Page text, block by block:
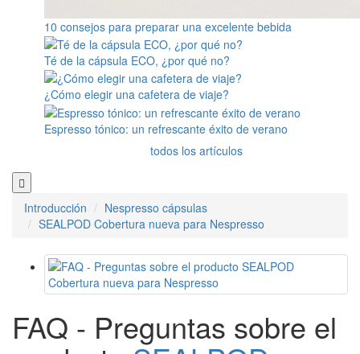
10 consejos para preparar una excelente bebida
Té de la cápsula ECO, ¿por qué no?
¿Cómo elegir una cafetera de viaje?
Espresso tónico: un refrescante éxito de verano
todos los artículos
Introducción
Nespresso cápsulas
SEALPOD Cobertura nueva para Nespresso
FAQ - Preguntas sobre el